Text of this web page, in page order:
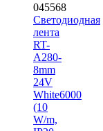
045568
Светодиодная
лента
RT-
A280-
8mm
24V
White6000
(10
W/m,